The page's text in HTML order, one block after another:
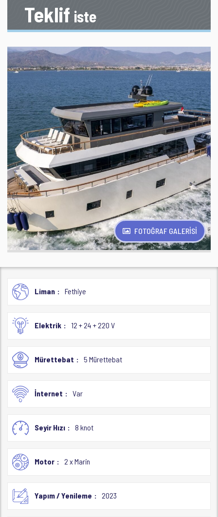
Teklif iste
FOTOĞRAF GALERİSİ
Liman Fethiye
Elektrik 12 + 24 + 220 V
Mürettebat 5 Mürettebat
İnternet Var
Seyir Hızı 8 knot
Motor 2 x Marin
Yapım / Yenileme 2023